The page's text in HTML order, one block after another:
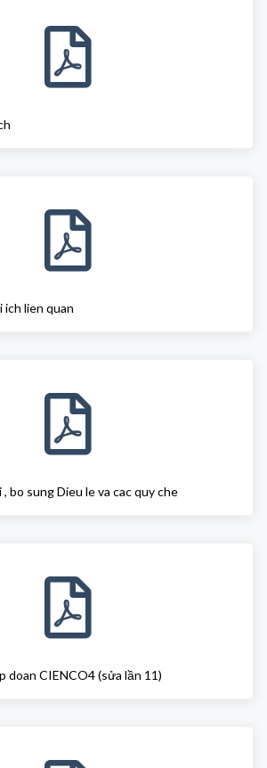
ich lien quan
bo sung Dieu le va cac quy che
doan CIENCO4 (sửa lần 11)